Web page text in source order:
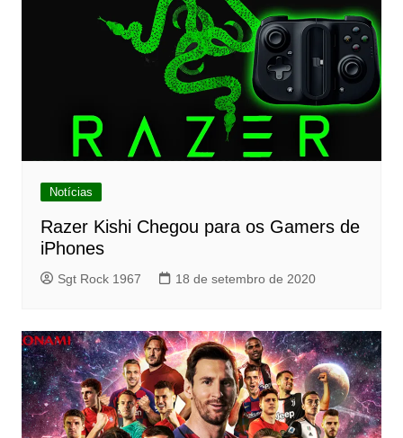
Notícias
Razer Kishi Chegou para os Gamers de
iPhones
Sgt Rock 1967 18 de setembro de 2020